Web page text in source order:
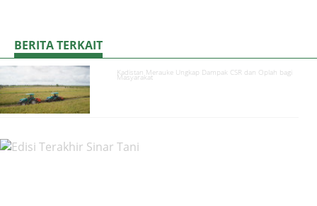
BERITA TERKAIT
Kadistan Merauke Ungkap Dampak CSR dan Oplah bagi
Masyarakat